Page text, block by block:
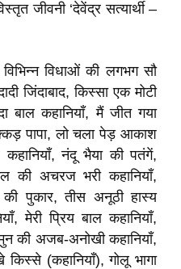
जीवनी ‘देवेंद्र सत्यार्थी –
विधाओं की लगभग सौ
जिंदाबाद, किस्सा एक मोटी
बाल कहानियाँ, मैं जीत गया
पापा, लो चला पेड़ आकाश
नंदू भैया की पतंगें,
की अचरज भरी कहानियाँ,
की पुकार, तीस अनूठी हास्य
मेरी प्रिय बाल कहानियाँ,
की अजब-अनोखी कहानियाँ,
(कहानियाँ), गोलू भागा